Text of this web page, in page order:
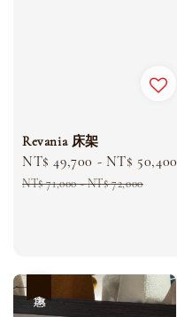
Revania 床架
Sale
price
NT$ 49,700 - NT$ 50,400
NT$ 71,000-NT$ 72,000